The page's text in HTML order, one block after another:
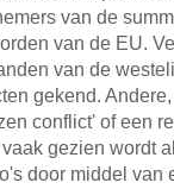
van de
van de EU.
van de
gekend.
conflict' of een
gezien wordt
door middel van